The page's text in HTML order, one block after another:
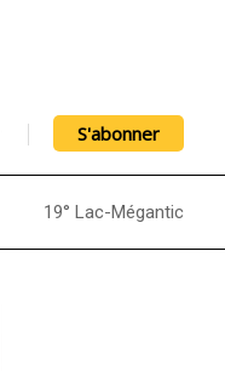
S'abonner
19° Lac-Mégantic